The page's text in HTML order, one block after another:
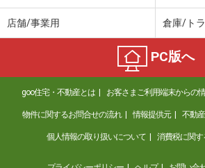
香川県綾歌郡宇多津町浜四番丁
6万円
住 所
香川県綾歌郡宇多
専有面積 40.07m²
間取り
1LDK
香川県高松市国分寺町新居
店舗/事業用 倉庫/ト
PC版へ
goo住宅・不動産とは お客さまご利用端末からの
物件に関するお問合せの流れ 情報提供元 不動
個人情報の取り扱いについて 消費税に関